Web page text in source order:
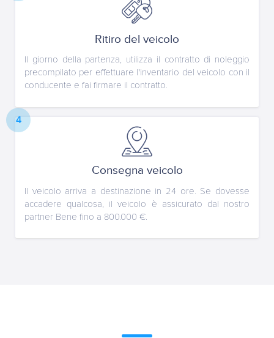
Ritiro del veicolo
Il giorno della partenza, utilizza il contratto di noleggio
precompilato per effettuare l'inventario del veicolo con il
conducente e fai firmare il contratto.
4
Consegna veicolo
Il veicolo arriva a destinazione in 24 ore. Se dovesse
accadere qualcosa, il veicolo è assicurato dal nostro
partner Bene fino a 800.000 €.